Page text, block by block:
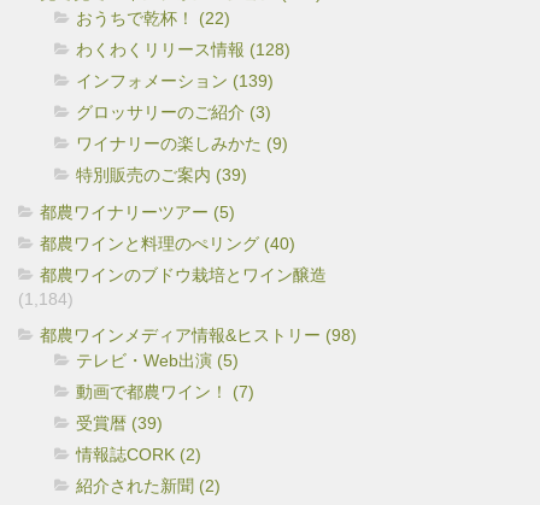
おうちで乾杯！ (22)
わくわくリリース情報 (128)
インフォメーション (139)
グロッサリーのご紹介 (3)
ワイナリーの楽しみかた (9)
特別販売のご案内 (39)
都農ワイナリーツアー (5)
都農ワインと料理のぺリング (40)
都農ワインのブドウ栽培とワイン醸造
(1,184)
都農ワインメディア情報&ヒストリー (98)
テレビ・Web出演 (5)
動画で都農ワイン！ (7)
受賞暦 (39)
情報誌CORK (2)
紹介された新聞 (2)